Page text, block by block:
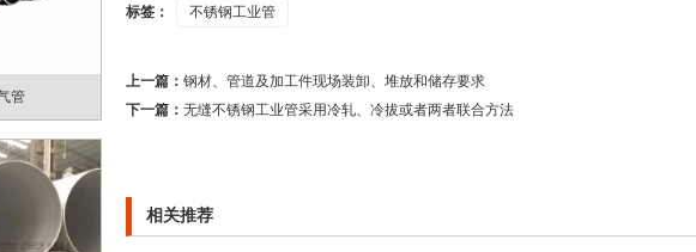
管
标签： 不锈钢工业管
上一篇： 钢材、管道及加工件现场装卸、堆放和储存要求
下一篇： 无缝不锈钢工业管采用冷轧、冷拔或者两者联合方法
相关推荐